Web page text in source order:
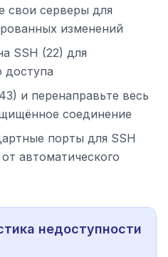
свои серверы для
изменений
SSH (22) для
доступа
и перенаправьте весь
соединение
порты для SSH
автоматического
недоступности